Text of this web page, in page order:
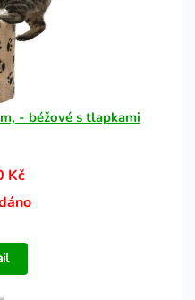
- béžové s tlapkami
Kč